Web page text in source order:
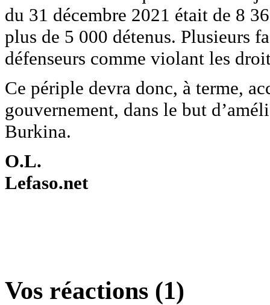
du 31 décembre 2021 était de 8
plus de 5 000 détenus. Plusieurs
défenseurs comme violant les
Ce périple devra donc, à terme,
gouvernement, dans le but
Burkina.
O.L.
Lefaso.net
Vos réactions (1)